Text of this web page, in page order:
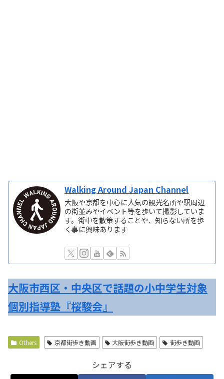
Walking Around Japan Channel
大阪や京都を中心に人気の観光名所や駅周辺
の街並みやイベント等を歩いて撮影していま
す。街中を散策することや、知らない所を歩
く事に興味あります
大阪市西区・中央区で話題の小中学生対象
個別指導塾『桜駿会』
Others 京都街歩き動画 大阪街歩き動画 街歩き動画
シェアする